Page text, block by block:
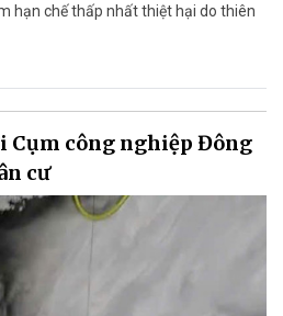
hạn chế thấp nhất thiệt hại do thiên
Cụm công nghiệp Đông
cư